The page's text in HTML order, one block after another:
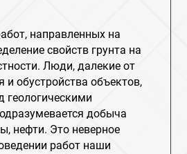
направленных на
свойств грунта на
Люди, далекие от
и обустройства объектов,
геологическими
добыча
нефти. Это неверное
работ наши